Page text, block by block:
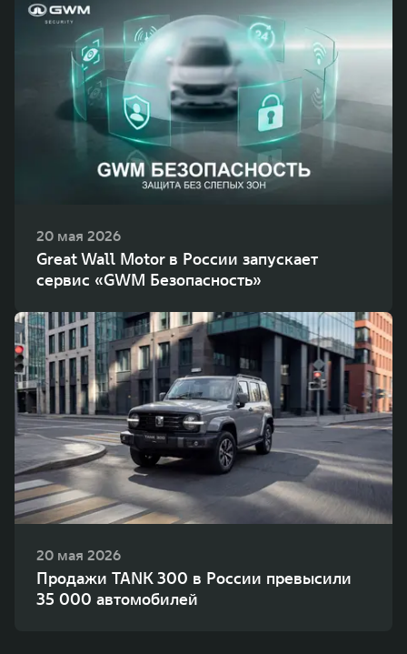
20 мая 2026
Great Wall Motor в России запускает
сервис «GWM Безопасность»
20 мая 2026
Продажи TANK 300 в России превысили
35 000 автомобилей